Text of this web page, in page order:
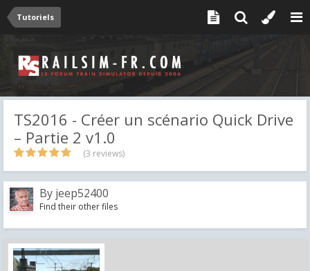
Tutoriels
TS2016 - Créer un scénario Quick Drive
– Partie 2 v1.0
(3 reviews)
By jeep52400
Find their other files